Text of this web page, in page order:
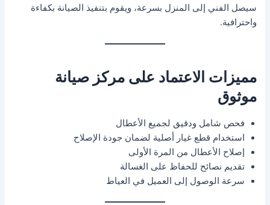
سيصل الفني إلى المنزل بسرعة، ويقوم بتنفيذ الصيانة بكفاءة
واحترافية.
مميزات الاعتماد على مركز صيانة
موثوق
فحص شامل ودقيق لجميع الأعطال
استخدام قطع غيار أصلية لضمان جودة الإصلاح
إصلاح الأعطال من المرة الأولى
تقديم نصائح للحفاظ على الغسالة
سرعة الوصول إلى العميل في العياط